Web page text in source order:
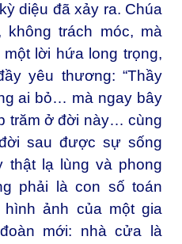
diệu đã xảy ra. Chúa
không trách móc, mà
lời hứa long trọng,
yêu thương: “Thầy
ai bỏ… mà ngay bây
trăm ở đời này… cùng
sau được sự sống
thật lạ lùng và phong
phải là con số toán
ảnh của một gia
mới: nhà cửa là